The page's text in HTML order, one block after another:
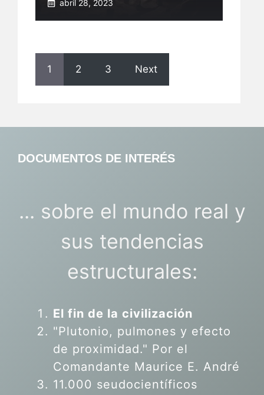
abril 28, 2023
1 2 3 Next
DOCUMENTOS DE INTERÉS
... sobre el mundo real y
sus tendencias
estructurales:
El fin de la civilización
"Plutonio, pulmones y efecto
de proximidad." Por el
Comandante Maurice E. André
11.000 seudocientíficos